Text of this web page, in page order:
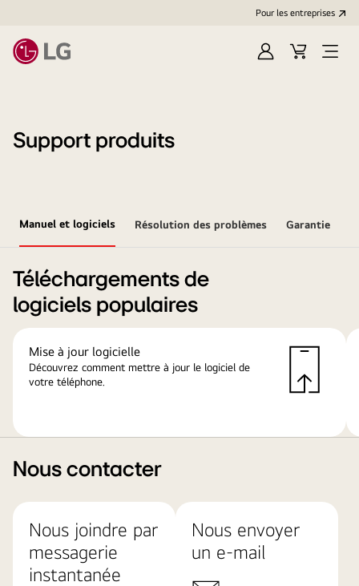
Pour les entreprises
Se
Panier
Support produits
Manuel et logiciels Résolution des problèmes Garantie
Téléchargements de
logiciels populaires
Mise à jour logicielle
Découvrez comment mettre à jour le logiciel de
votre téléphone.
Nous contacter
Nous joindre par
messagerie
instantanée
Nous envoyer
un e-mail